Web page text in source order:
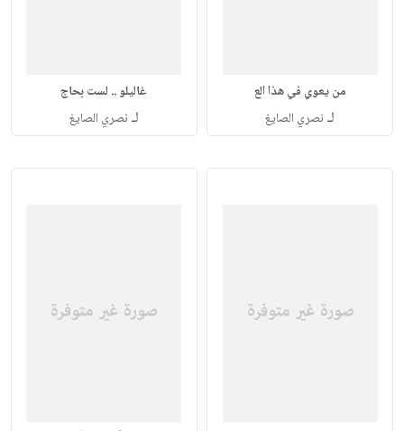
من يعوي في هذا الع
لـ نصري الصايغ
غاليلو .. لست بحاج
لـ نصري الصايغ